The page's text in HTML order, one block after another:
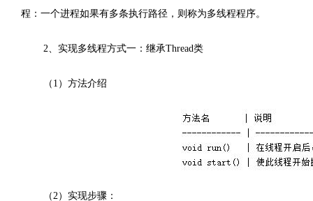
程：一个进程如果有多条执行路径，则称为多线程程序。
2、实现多线程方式一：继承Thread类
（1）方法介绍
（2）实现步骤：